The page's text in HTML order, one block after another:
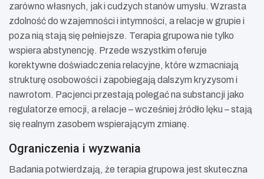
zarówno własnych, jak i cudzych stanów umysłu. Wzrasta
zdolność do wzajemności i intymności, a relacje w grupie i
poza nią stają się pełniejsze. Terapia grupowa nie tylko
wspiera abstynencję. Przede wszystkim oferuje
korektywne doświadczenia relacyjne, które wzmacniają
strukturę osobowości i zapobiegają dalszym kryzysom i
nawrotom. Pacjenci przestają polegać na substancji jako
regulatorze emocji, a relacje – wcześniej źródło lęku – stają
się realnym zasobem wspierającym zmianę.
Ograniczenia i wyzwania
Badania potwierdzają, że terapia grupowa jest skuteczna